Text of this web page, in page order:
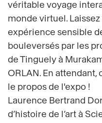
véritable voyage
monde virtuel.
expérience sensible
bouleversés par les
de Tinguely à
ORLAN. En
le propos de l'expo !
Laurence Bertrand
d’histoire de l’art à